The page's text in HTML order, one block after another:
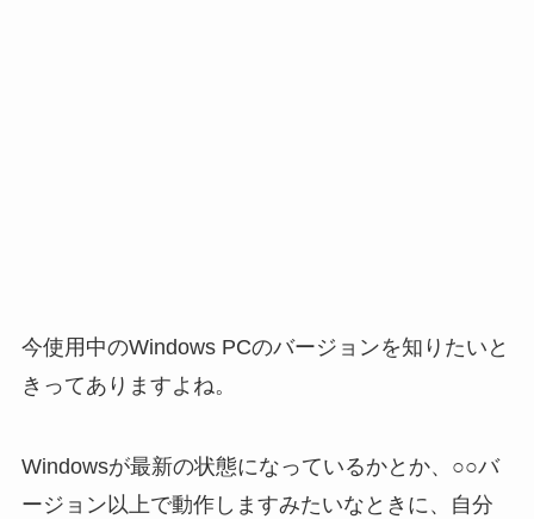
今使用中のWindows PCのバージョンを知りたいと
きってありますよね。
Windowsが最新の状態になっているかとか、○○バ
ージョン以上で動作しますみたいなときに、自分